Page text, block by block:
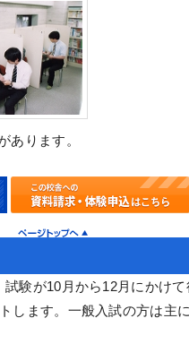
あります。
験が10月から12月にかけ
ます。一般入試の方は主